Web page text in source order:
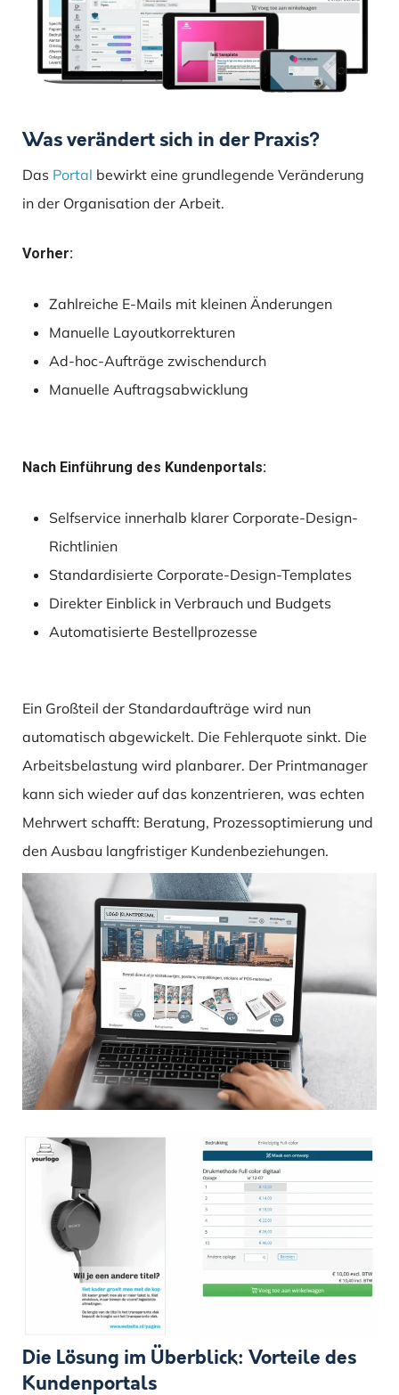
Was verändert sich in der Praxis?
Das Portal bewirkt eine grundlegende Veränderung
in der Organisation der Arbeit.
Vorher:
Zahlreiche E-Mails mit kleinen Änderungen
Manuelle Layoutkorrekturen
Ad-hoc-Aufträge zwischendurch
Manuelle Auftragsabwicklung
Nach Einführung des Kundenportals:
Selfservice innerhalb klarer Corporate-Design-
Richtlinien
Standardisierte Corporate-Design-Templates
Direkter Einblick in Verbrauch und Budgets
Automatisierte Bestellprozesse
Ein Großteil der Standardaufträge wird nun
automatisch abgewickelt. Die Fehlerquote sinkt. Die
Arbeitsbelastung wird planbarer. Der Printmanager
kann sich wieder auf das konzentrieren, was echten
Mehrwert schafft: Beratung, Prozessoptimierung und
den Ausbau langfristiger Kundenbeziehungen.
Die Lösung im Überblick: Vorteile des
Kundenportals